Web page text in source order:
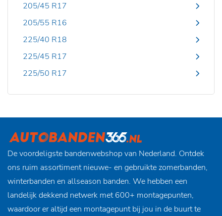
205/45 R17
205/55 R16
225/40 R18
225/45 R17
225/50 R17
De voordeligste bandenwebshop van Nederland. Ontdek
ons ruim assortiment nieuwe- en gebruikte zomerbanden,
winterbanden en allseason banden. We hebben een
landelijk dekkend netwerk met 600+ montagepunten,
waardoor er altijd een montagepunt bij jou in de buurt te